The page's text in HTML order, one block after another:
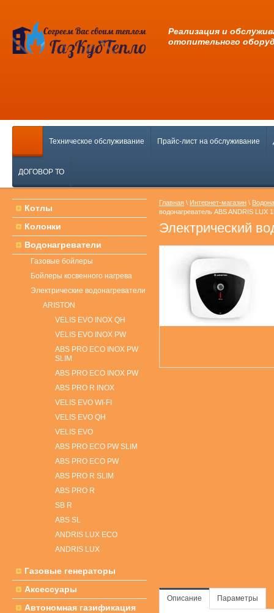
Pеализация и
отопительного
Техническое обслуживание Прайс-лист на обслуживание
ДОГОВОР ТО
Котлы
Колонки
Водонагреватели
Газовые бойлеры
Бойлеры косвенного нагрева
Электрические водонагреватели
ARISTON
VELIS EVO INOX QH
VELIS EVO INOX PW
ABS PRO ECO INOX PW
SLIM
ABS PRO ECO INOX PW
ABS PRO R INOX
VELIS EVO WI-FI
VELIS EVO QH
VELIS EVO
ABS PRO ECO PW SLIM
ABS PRO ECO PW
ABS PRO R SLIM
ABS PRO R
SB R
ABS SL
ANDRIS LUX ECO
ANDRIS LUX
Газовые генераторы
Аксессуары
Автономная газификация
Главная \ Интернет-магазин \
водонагреватель ABS ANDRIS LUX
Электрический
Описание Параметры